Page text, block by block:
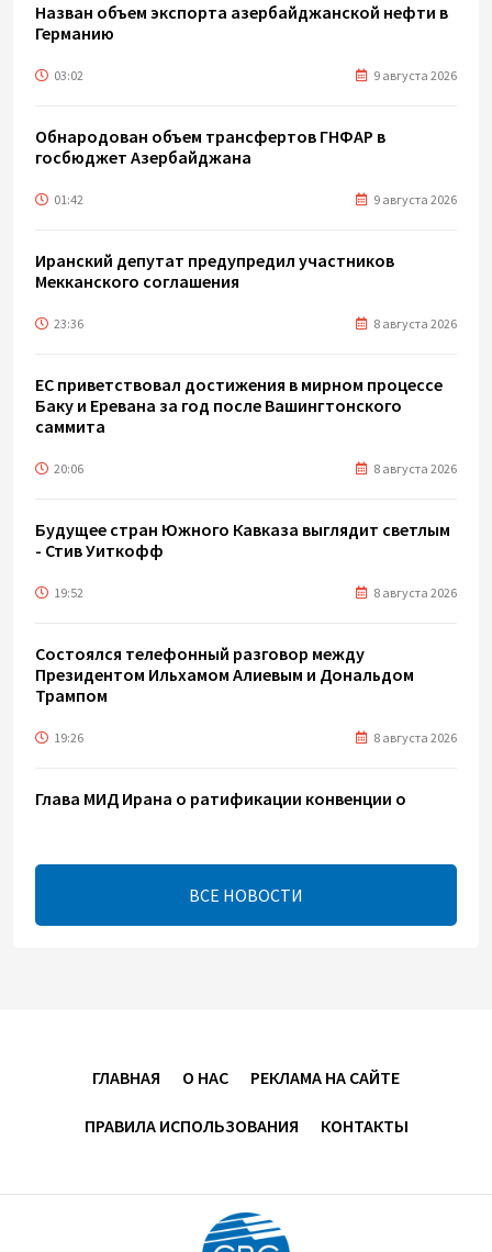
Назван объем экспорта азербайджанской нефти в
Германию
03:02 9 августа 2026
Обнародован объем трансфертов ГНФАР в
госбюджет Азербайджана
01:42 9 августа 2026
Иранский депутат предупредил участников
Мекканского соглашения
23:36 8 августа 2026
ЕС приветствовал достижения в мирном процессе
Баку и Еревана за год после Вашингтонского
саммита
20:06 8 августа 2026
Будущее стран Южного Кавказа выглядит светлым
- Стив Уиткофф
19:52 8 августа 2026
Состоялся телефонный разговор между
Президентом Ильхамом Алиевым и Дональдом
Трампом
19:26 8 августа 2026
Глава МИД Ирана о ратификации конвенции о
17:56 8 августа 2026
Иран и Оман близки к соглашению по Ормузскому
институционализации процесса нормализации
между Азербайджаном и Арменией — Цукерман
8 августа 2026
Хикмет Гаджиев поделился публикацией в связи с
годовщиной Вашингтонского саммита (ВИДЕО)
ВСЕ НОВОСТИ
ГЛАВНАЯ О НАС РЕКЛАМА НА САЙТЕ
ПРАВИЛА ИСПОЛЬЗОВАНИЯ КОНТАКТЫ